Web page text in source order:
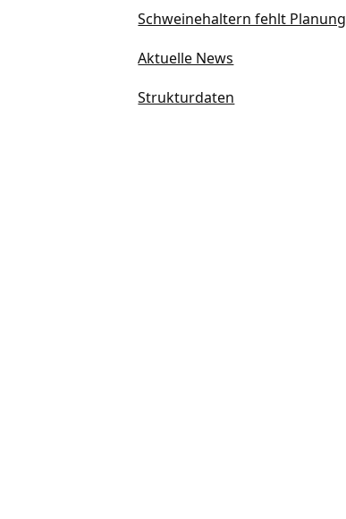
Schweinehaltern fehlt
Aktuelle News
Strukturdaten